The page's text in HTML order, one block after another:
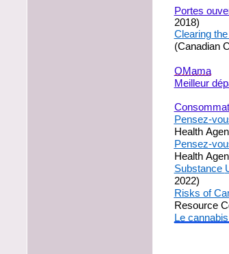
Portes
2018)
Clearing
(Canadian
OMama
Meilleur
Pensez-
Health
Pensez-
Health
Substance
2022)
Risks of
Resource
Le